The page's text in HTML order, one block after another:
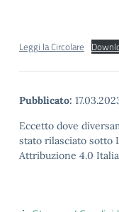
Leggi la Circolare
Pubblicato:
Eccetto dove
stato rilasciato sotto
Attribuzione 4.0